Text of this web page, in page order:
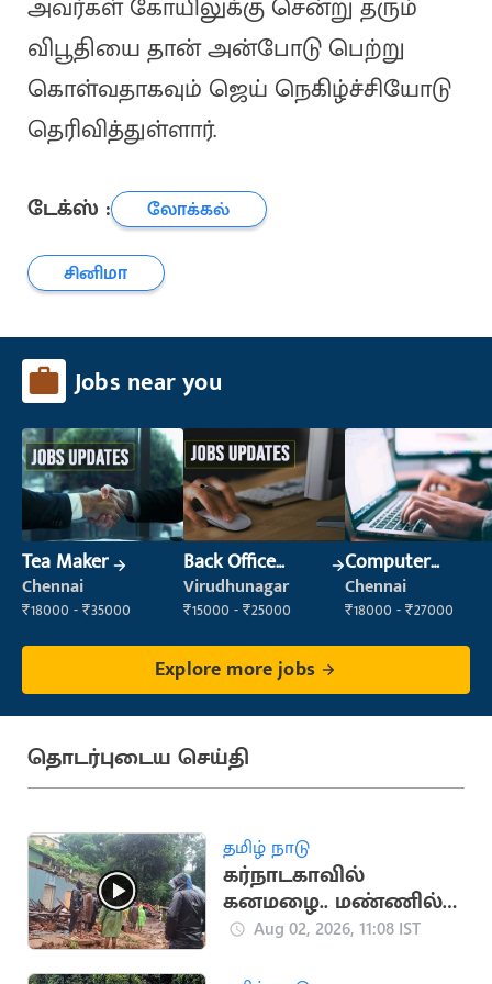
அவர்கள் கோயிலுக்கு சென்று தரும்
விபூதியை தான் அன்போடு பெற்று
கொள்வதாகவும் ஜெய் நெகிழ்ச்சியோடு
தெரிவித்துள்ளார்.
டேக்ஸ் :
லோக்கல்
சினிமா
Jobs near you
Tea Maker
Chennai
₹18000 - ₹35000
Back Office
Executive
(Administration)
Virudhunagar
₹15000 - ₹25000
Computer
Operator
Chennai
₹18000 - ₹27000
Explore more jobs
தொடர்புடைய செய்தி
தமிழ் நாடு
கர்நாடகாவில்
கனமழை.. மண்ணில்
புதைந்து ஒரே
Aug 02, 2026, 11:08 IST